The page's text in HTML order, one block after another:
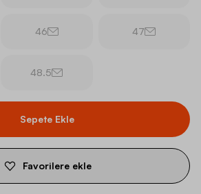
46 47
48.5
Sepete Ekle
Favorilere ekle